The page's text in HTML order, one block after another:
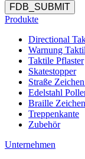
FDB_SUBMIT
Produkte
Directional
Warnung
Taktile Pflaster
Skatestopper
Straße
Edelstahl
Braille Zeichen
Treppenkante
Zubehör
Unternehmen